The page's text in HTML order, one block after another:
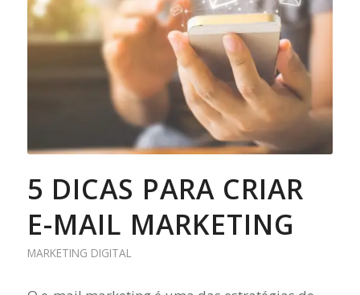
5 DICAS PARA CRIAR
E-MAIL MARKETING
MARKETING DIGITAL